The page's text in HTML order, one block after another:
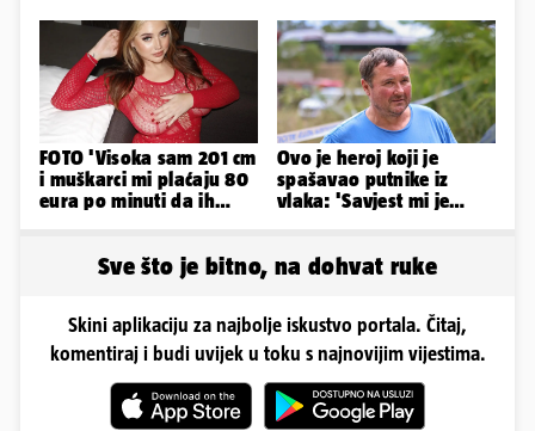
odmor
Instagram
FOTO 'Visoka sam 201 cm
i muškarci mi plaćaju 80
eura po minuti da ih
Ovo je heroj koji je
spašavao putnike iz
vlaka: 'Savjest mi je
Sve što je bitno, na dohvat ruke
Skini aplikaciju za najbolje iskustvo portala. Čitaj,
komentiraj i budi uvijek u toku s najnovijim vijestima.